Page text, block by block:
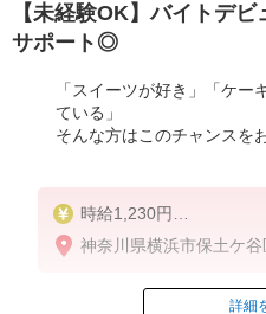
【未経験OK】バイトデ
サポート◎
「スイーツが好き」「ケ
ている」
そんな方はこのチャンスを
時給1,230円
※土日祝 時給1,330円
神奈川県横浜市保土ケ谷
詳細